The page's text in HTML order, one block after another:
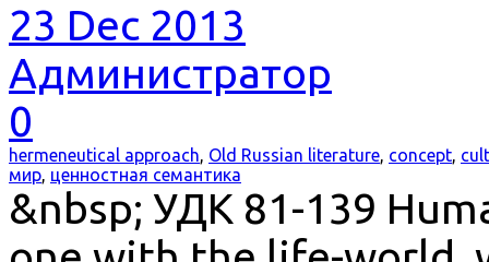
23 Dec 2013
Администратор
0
hermeneutical approach, Old Russian literature, concept,
мир, ценностная семантика
&nbsp; УДК 81-139